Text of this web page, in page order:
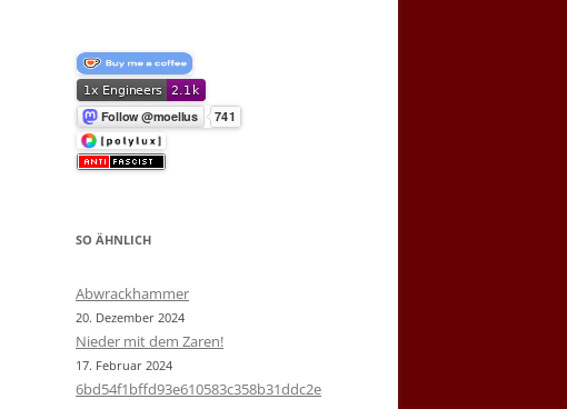
SO ÄHNLICH
Abwrackhammer
20. Dezember 2024
Nieder mit dem Zaren!
17. Februar 2024
6bd54f1bffd93e610583c358b31ddc2e